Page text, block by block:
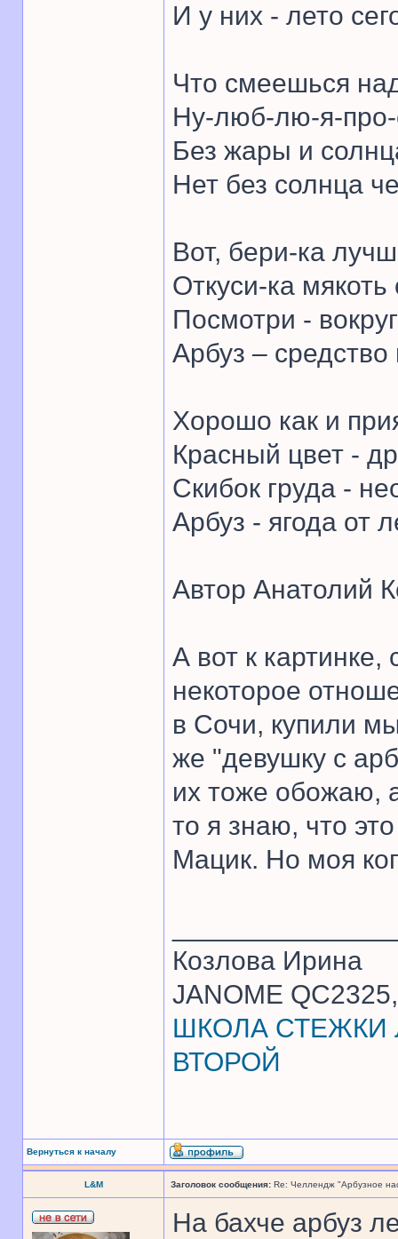
И у них - лето
Что смеешься
Ну-люб-лю-я-про-
Без жары и
Нет без солнца
Вот, бери-ка
Откуси-ка мякоть
Посмотри -
Арбуз – средство
Хорошо как и
Красный цвет -
Скибок груда -
Арбуз - ягода от
Автор Анатолий
А вот к
некоторое
в Сочи, купили
же "девушку с
их тоже обожаю,
то я знаю, что
Мацик. Но моя
Козлова Ирина
JANOME
ШКОЛА СТЕЖКИ
ВТОРОЙ
Вернуться к началу
L&M Заголовок сообщения: Re: Челлендж "Арбузное
На бахче арбуз